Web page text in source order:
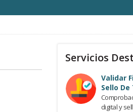
Servicios
Validar
Sello
digital y